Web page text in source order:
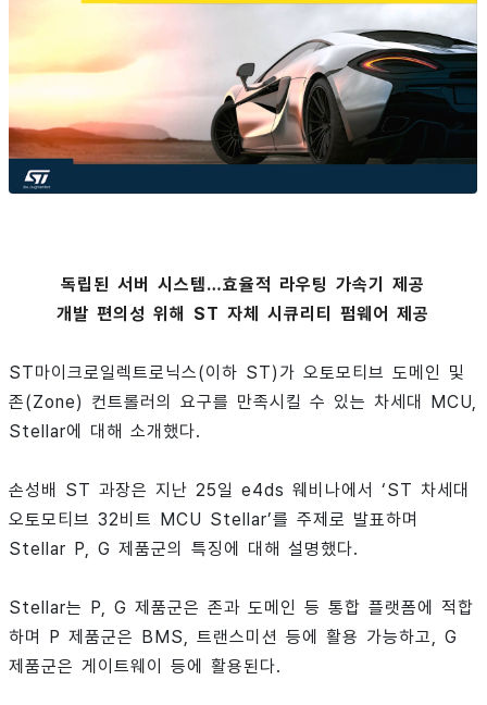
독립된 서버 시스템…효율적 라우팅 가속기 제공
개발 편의성 위해 ST 자체 시큐리티 펌웨어 제공
ST마이크로일렉트로닉스(이하 ST)가 오토모티브 도메인 및
존(Zone) 컨트롤러의 요구를 만족시킬 수 있는 차세대 MCU,
Stellar에 대해 소개했다.
손성배 ST 과장은 지난 25일 e4ds 웨비나에서 ‘ST 차세대
오토모티브 32비트 MCU Stellar’를 주제로 발표하며
Stellar P, G 제품군의 특징에 대해 설명했다.
Stellar는 P, G 제품군은 존과 도메인 등 통합 플랫폼에 적합
하며 P 제품군은 BMS, 트랜스미션 등에 활용 가능하고, G
제품군은 게이트웨이 등에 활용된다.